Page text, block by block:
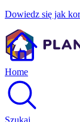
Dowiedz się jak
Home
Szukaj